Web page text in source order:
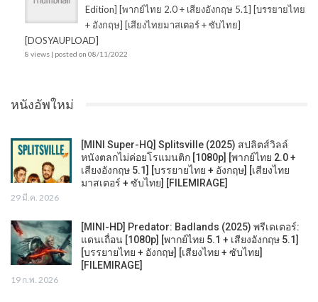
Edition] [พากย์ไทย 2.0 + เสียงอังกฤษ 5.1] [บรรยายไทย
+ อังกฤษ] [เสียงไทยมาสเตอร์ + ซับไทย]
[DOSYAUPLOAD]
8 views | posted on 08/11/2022
หนังอัพใหม่
[MINI Super-HQ] Splitsville (2025) สปลิตส์วิลล์
หนังตลกไม่ค่อยโรแมนติก [1080p] [พากย์ไทย 2.0 +
เสียงอังกฤษ 5.1] [บรรยายไทย + อังกฤษ] [เสียงไทย
มาสเตอร์ + ซับไทย] [FILEMIRAGE]
29 มี.ค. 2026
[MINI-HD] Predator: Badlands (2025) พรีเดเตอร์:
แดนเถื่อน [1080p] [พากย์ไทย 5.1 + เสียงอังกฤษ 5.1]
[บรรยายไทย + อังกฤษ] [เสียงไทย + ซับไทย]
[FILEMIRAGE]
19 ก.พ. 2026